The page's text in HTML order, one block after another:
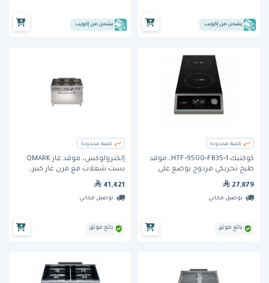
يشحن من إكويب يشحن من إكويب
كمية محدودة
كوكتيك HTF‐9500‐FB35‐1، موقد
طبخ تحريكي مزدوج يوضع على
سطح الطاولة
27,879
توصيل مجاني
بائع موثق
كمية محدودة
إلكترولوكس، موقد غاز QMARK
بست شعلات مع فرن غاز كبير،
41,421
توصيل مجاني
بائع موثق